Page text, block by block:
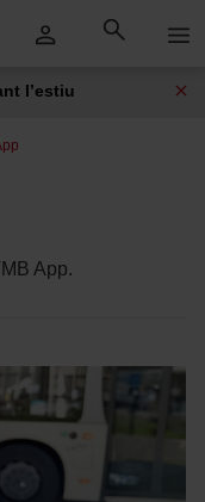
l’estiu
App.